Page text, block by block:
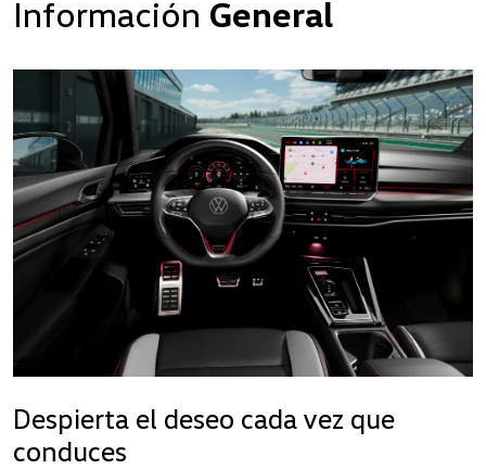
Información General
Despierta el deseo cada vez que
conduces